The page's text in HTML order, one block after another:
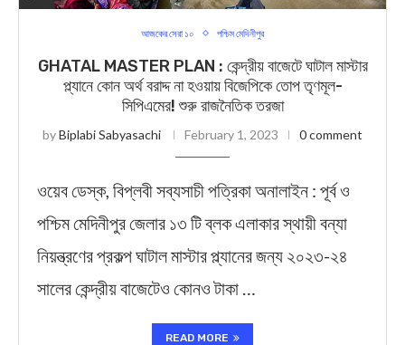
আজকের সেরা ১০ পশ্চিম মেদিনীপুর
GHATAL MASTER PLAN : কেন্দ্রীয় বাজেটে ঘাটাল মাস্টার
প্ল্যানে কোন অর্থ বরাদ্দ না হওয়ায় বিজেপিকে তোপ তৃণমূল-
সিপিএমের! শুরু রাজনৈতিক তরজা
byBiplabi Sabyasachi February 1, 2023 0 comment
ওয়েব ডেস্ক, বিপ্লবী সব্যসাচী পত্রিকা অনালাইন : পূর্ব ও
পশ্চিম মেদিনীপুর জেলার ১৩ টি ব্লক এলাকার স্থায়ী বন্যা
নিয়ন্ত্রণের প্রকল্প ঘাটাল মাস্টার প্ল্যানের জন্য ২০২৩-২৪
সালের কেন্দ্রীয় বাজেটেও কোনও টাকা …
READ MORE